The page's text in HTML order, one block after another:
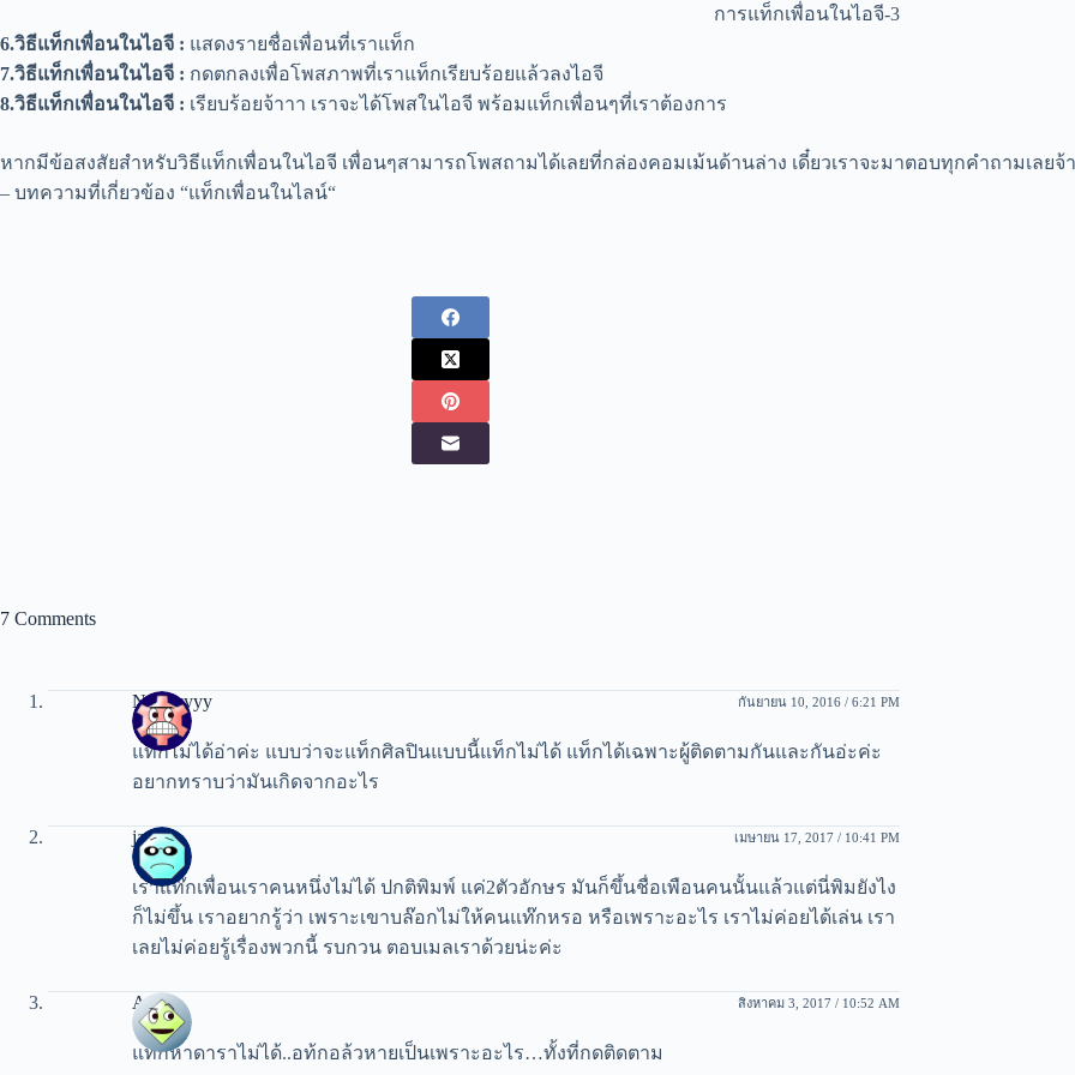
การแท็กเพื่อนในไอจี-3
6.วิธีแท็กเพื่อนในไอจี : แสดงรายชื่อเพื่อนที่เราแท็ก
7.วิธีแท็กเพื่อนในไอจี : กดตกลงเพื่อโพสภาพที่เราแท็กเรียบร้อยแล้วลงไอจี
8.วิธีแท็กเพื่อนในไอจี : เรียบร้อยจ้าาา เราจะได้โพสในไอจี พร้อมแท็กเพื่อนๆที่เราต้องการ
หากมีข้อสงสัยสำหรับวิธีแท็กเพื่อนในไอจี เพื่อนๆสามารถโพสถามได้เลยที่กล่องคอมเม้นด้านล่าง เดี๋ยวเราจะมาตอบทุกคำถามเลยจ้
– บทความที่เกี่ยวข้อง “แท็กเพื่อนในไลน์“
7 Comments
Nannyyyy กันยายน 10, 2016 / 6:21 PM
แท็กไม่ได้อ่าค่ะ แบบว่าจะแท็กศิลปินแบบนี้แท็กไม่ได้ แท็กได้เฉพาะผู้ติดตามกันและกันอ่ะค่ะ
อยากทราบว่ามันเกิดจากอะไร
jaem เมษายน 17, 2017 / 10:41 PM
เราแท๊กเพื่อนเราคนหนึ่งไม่ได้ ปกติพิมพ์ แค่2ตัวอักษร มันก็ขึ้นชื่อเพือนคนนั้นแล้วแต่นี่พิมยังไง
ก็ไม่ขึ้น เราอยากรู้ว่า เพราะเขาบล๊อกไม่ให้คนแท๊กหรอ หรือเพราะอะไร เราไม่ค่อยได้เล่น เรา
เลยไม่ค่อยรู้เรื่องพวกนี้ รบกวน ตอบเมลเราด้วยน่ะค่ะ
Air สิงหาคม 3, 2017 / 10:52 AM
แท้กหาดาราไม่ได้..อท้กอล้วหายเป็นเพราะอะไร…ทั้งที่กดติดตาม